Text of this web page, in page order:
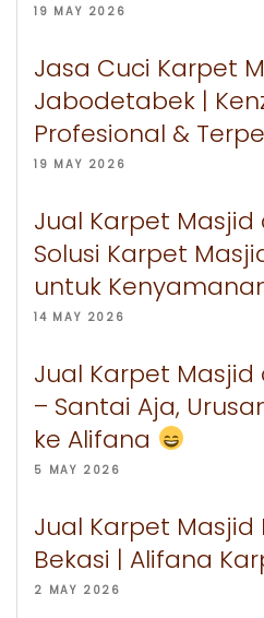
19 MAY 2026
Jasa Cuci Karpet
Jabodetabek |
Profesional &
19 MAY 2026
Jual Karpet
Solusi Karpet
untuk
14 MAY 2026
Jual Karpet Masjid
– Santai Aja,
ke Alifana
5 MAY 2026
Jual Karpet
Bekasi | Alifana
2 MAY 2026